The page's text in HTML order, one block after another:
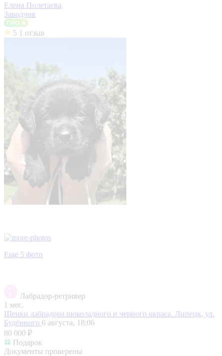
Елена Полетаева
Заводчик
5 1 отзыв
Еще 5 фото
Лабрадор-ретривер
1 мес.
Щенки лабрадора шоколадного и черного окраса. Липецк, ул.
Будённого 6 августа, 18:06
80 000 ₽
Подарок
Документы проверены